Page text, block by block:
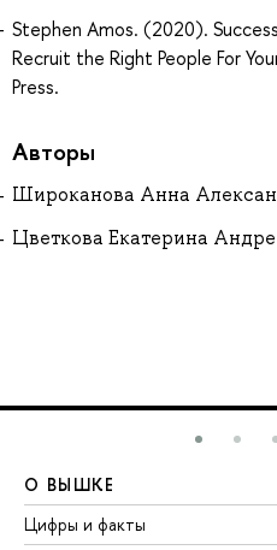
Stephen Amos. (2020).
Recruit the Right People For
Press.
Авторы
Широканова Анна
Цветкова Екатерина
О ВЫШКЕ
Цифры и факты